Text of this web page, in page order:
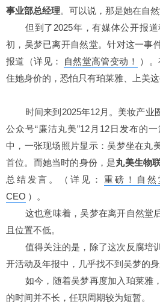
事业部总经理。可以说，那是她在自
但到了2025年，有媒体公开报
初，吴梦已离开自然堂。针对这一事
报道
（详见： 自然堂高管变动！ ）
住她身价的，恐怕只有珀莱雅、上美
时间来到2025年12月。美妆产业
公众号“廉洁丸美”12月12日发布的
中，一张现场照片显示：吴梦坐在丸
首位。而她当时的身份，是丸美生物
总结发言。
（详见：
重磅！自
CEO ）
。
这也意味着，吴梦在离开自然堂
且位置不低。
值得关注的是，除了这次反腐培
开活动及年报中，几乎找不到吴梦的身
如今，随着吴梦再度加入珀莱雅
的时间并不长，任职周期较为短暂。